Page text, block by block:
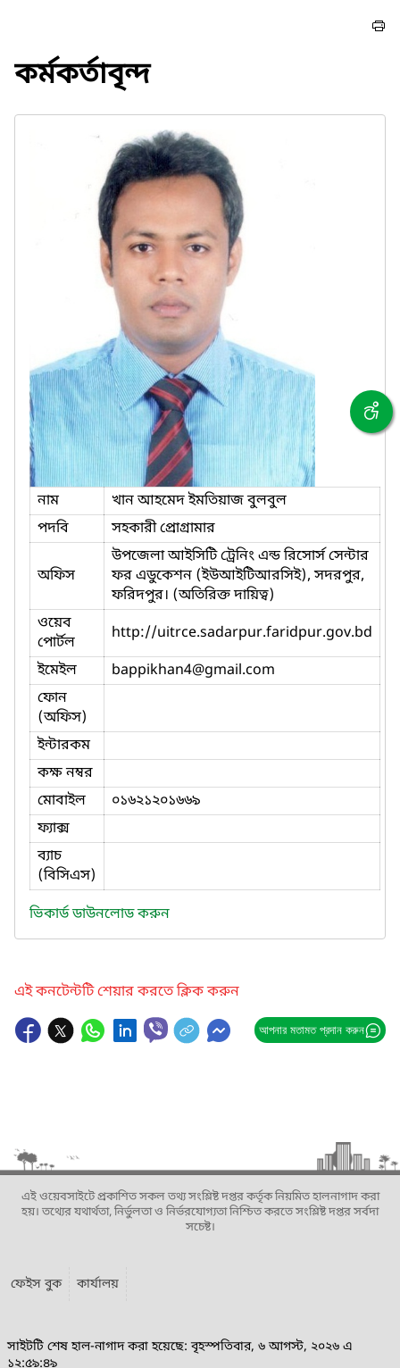
কর্মকর্তাবৃন্দ
নাম
খান আহমেদ ইমতিয়াজ বুলবুল
পদবি
সহকারী প্রোগ্রামার
অফিস
উপজেলা আইসিটি ট্রেনিং এন্ড রিসোর্স সেন্টার
ফর এডুকেশন (ইউআইটিআরসিই), সদরপুর,
ফরিদপুর। (অতিরিক্ত দায়িত্ব)
ওয়েব
পোর্টল
http://uitrce.sadarpur.faridpur.gov.bd
ইমেইল
bappikhan4@gmail.com
ফোন
(অফিস)
ইন্টারকম
কক্ষ নম্বর
মোবাইল
০১৬২১২০১৬৬৯
ফ্যাক্স
ব্যাচ
(বিসিএস)
ভিকার্ড ডাউনলোড করুন
এই কনটেন্টটি শেয়ার করতে ক্লিক করুন
আপনার মতামত প্রদান করুন
এই ওয়েবসাইটে প্রকাশিত সকল তথ্য সংশ্লিষ্ট দপ্তর কর্তৃক নিয়মিত হালনাগাদ করা
হয়। তথ্যের যথার্থতা, নির্ভুলতা ও নির্ভরযোগ্যতা নিশ্চিত করতে সংশ্লিষ্ট দপ্তর সর্বদা
সচেষ্ট।
ফেইস বুক কার্যালয়
সাইটটি শেষ হাল-নাগাদ করা হয়েছে: বৃহস্পতিবার, ৬ আগস্ট, ২০২৬ এ
১২:৫৯:৪৯